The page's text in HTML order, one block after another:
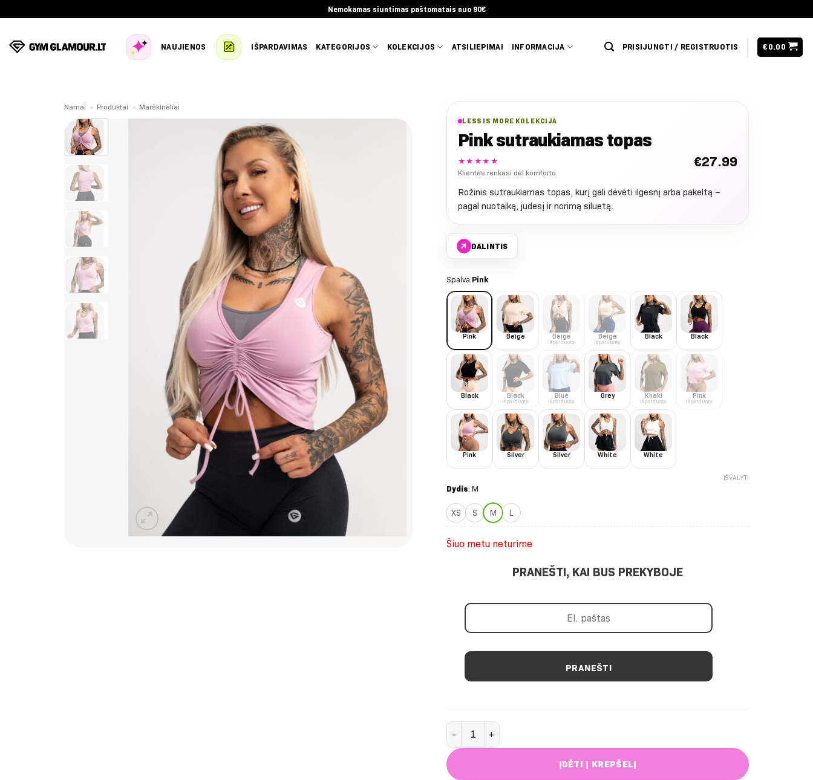
to
Nemokamas siuntimas paštomatais nuo 90€
NAUJIENOS IŠPARDAVIMAS KATEGORIJOS KOLEKCIJOS ATSILIEPIMAI INFORMACIJA PRISIJUNGTI / REGISTRUOTIS € 0.00
Namai » Produktai » Marškinėliai
LESS IS MORE KOLEKCIJA
Pink sutraukiamas topas
★★★★★
Klientės renkasi dėl komforto
€27.99
Rožinis sutraukiamas topas, kurį gali dėvėti ilgesnį arba pakeltą –
pagal nuotaiką, judesį ir norimą siluetą.
↗ DALINTIS
Spalva:Pink
Pink Beige Beige
Išparduota
Beige
Išparduota
Black Black
Black Black
Išparduota
Blue
Išparduota
Grey Khaki
Išparduota
Pink
Išparduota
Pink Silver Silver White White
Dydis: M
XS S M L
IŠVALYTI
Šiuo metu neturime
PRANEŠTI, KAI BUS PREKYBOJE
PRANEŠTI
produkto kiekis: Pink sutraukiamas topas
ĮDĖTI Į KREPŠELĮ